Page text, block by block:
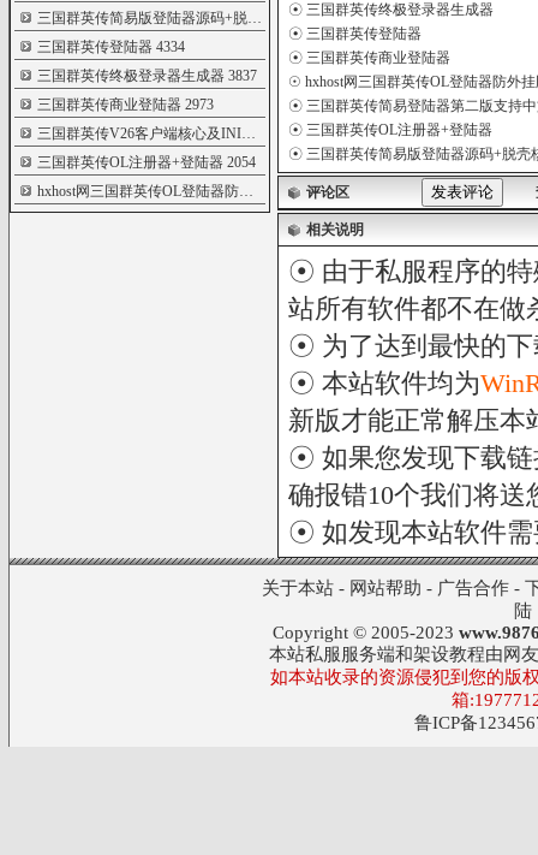
三国群英传简易版登陆器源码+脱壳核心
4531
三国群英传登陆器4334
三国群英传终极登录器生成器3837
三国群英传商业登陆器2973
三国群英传V26客户端核心及INI加解密程序
2069
三国群英传OL注册器+登陆器2054
hxhost网三国群英传OL登陆器防外挂版
1799
☉ 三国群英传终极登录器生成器
☉ 三国群英传登陆器
☉ 三国群英传商业登陆器
☉ hxhost网三国群英传OL登陆器防外挂
☉ 三国群英传简易登陆器第二版支持
☉ 三国群英传OL注册器+登陆器
☉ 三国群英传简易版登陆器源码+脱壳
评论区
相关说明
☉ 由于私服程序的特
站所有软件都不在做
☉ 为了达到最快的
☉ 本站软件均为
新版才能正常解压本
☉ 如果您发现下载链
确报错10个我们将送
☉ 如发现本站软件
关于本站- 网站帮助 - 广告合作-
陆
Copyright © 2005-2023
本站私服服务端和架设教程由网
如本站收录的资源侵犯到您的版
箱
鲁ICP备